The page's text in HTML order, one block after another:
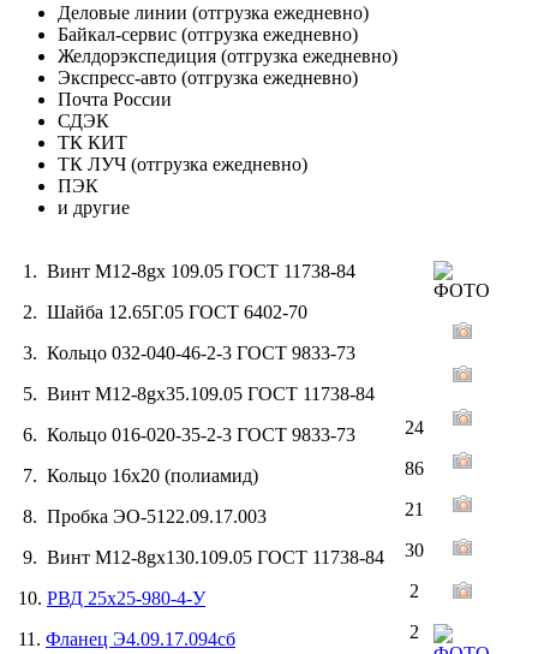
Деловые линии (отгрузка ежедневно)
Байкал-сервис (отгрузка ежедневно)
Желдорэкспедиция (отгрузка ежедневно)
Экспресс-авто (отгрузка ежедневно)
Почта России
СДЭК
ТК КИТ
ТК ЛУЧ (отгрузка ежедневно)
ПЭК
и другие
1. Винт М12-8gх 109.05 ГОСТ 11738-84
2. Шайба 12.65Г.05 ГОСТ 6402-70
3. Кольцо 032-040-46-2-3 ГОСТ 9833-73
5. Винт М12-8gх35.109.05 ГОСТ 11738-84
6. Кольцо 016-020-35-2-3 ГОСТ 9833-73
7. Кольцо 16х20 (полиамид)
8. Пробка ЭО-5122.09.17.003
9. Винт М12-8gх130.109.05 ГОСТ 11738-84
10. РВД 25х25-980-4-У
11. Фланец Э4.09.17.094сб
24
86
21
30
2
2